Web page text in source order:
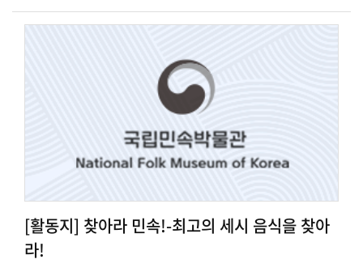
[활동지] 찾아라 민속!-최고의 세시 음식을 찾아
라!